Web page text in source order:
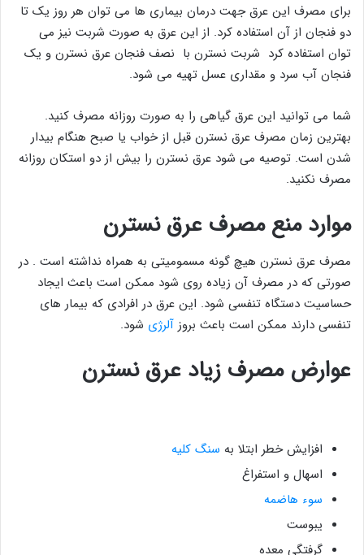
برای مصرف این عرق جهت درمان بیماری ها می توان هر روز یک تا
دو فنجان از آن استفاده کرد. از این عرق به صورت شربت نیز می
توان استفاده کرد شربت نسترن با نصف فنجان عرق نسترن و یک
فنجان آب سرد و مقداری عسل تهیه می شود.
شما می توانید این عرق گیاهی را به صورت روزانه مصرف کنید.
بهترین زمان مصرف عرق نسترن قبل از خواب یا صبح هنگام بیدار
شدن است. توصیه می شود عرق نسترن را بیش از دو استکان روزانه
مصرف نکنید.
موارد منع مصرف عرق نسترن
مصرف عرق نسترن هیچ گونه مسمومیتی به همراه نداشته است . در
صورتی که در مصرف آن زیاده روی شود ممکن است باعث ایجاد
حساسیت دستگاه تنفسی شود. این عرق در افرادی که بیمار های
تنفسی دارند ممکن است باعث بروز آلرژی شود.
عوارض مصرف زیاد عرق نسترن
افزایش خطر ابتلا به سنگ کلیه
اسهال و استفراغ
سوء هاضمه
یبوست
گرفتگی معده